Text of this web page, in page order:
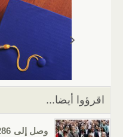
k
er
e
n
اقرؤوا أيضا...